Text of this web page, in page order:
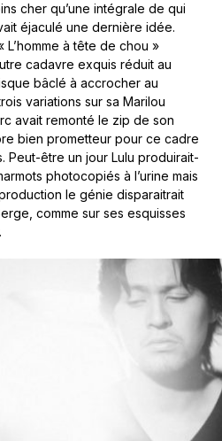
cher qu’une intégrale de qui
éjaculé une dernière idée.
L’homme à tête de chou »
cadavre exquis réduit au
bâclé à accrocher au
variations sur sa Marilou
avait remonté le zip de son
bien prometteur pour ce cadre
Peut-être un jour Lulu produirait-
photocopiés à l’urine mais
le génie disparaitrait
comme sur ses esquisses